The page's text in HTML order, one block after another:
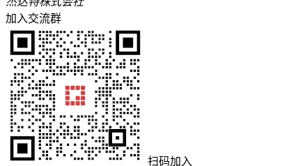
加入交流群
扫码加入